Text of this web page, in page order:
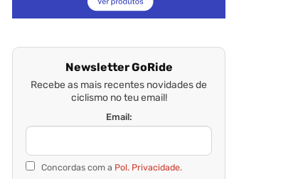
Newsletter GoRide
Recebe as mais recentes novidades de
ciclismo no teu email!
Email:
Concordas com a Pol. Privacidade.